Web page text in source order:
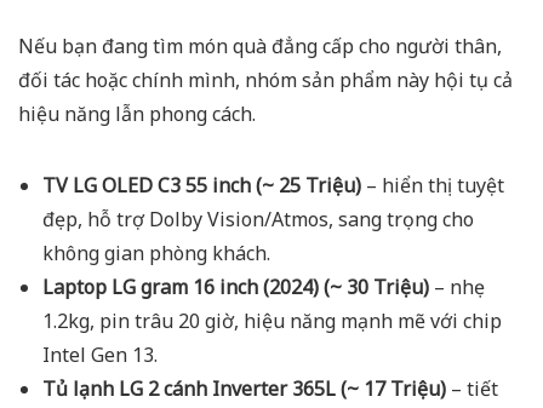
Nếu bạn đang tìm món quà đẳng cấp cho người thân,
đối tác hoặc chính mình, nhóm sản phẩm này hội tụ cả
hiệu năng lẫn phong cách.
TV LG OLED C3 55 inch (~ 25 Triệu) – hiển thị tuyệt
đẹp, hỗ trợ Dolby Vision/Atmos, sang trọng cho
không gian phòng khách.
Laptop LG gram 16 inch (2024) (~ 30 Triệu) – nhẹ
1.2kg, pin trâu 20 giờ, hiệu năng mạnh mẽ với chip
Intel Gen 13.
Tủ lạnh LG 2 cánh Inverter 365L (~ 17 Triệu) – tiết